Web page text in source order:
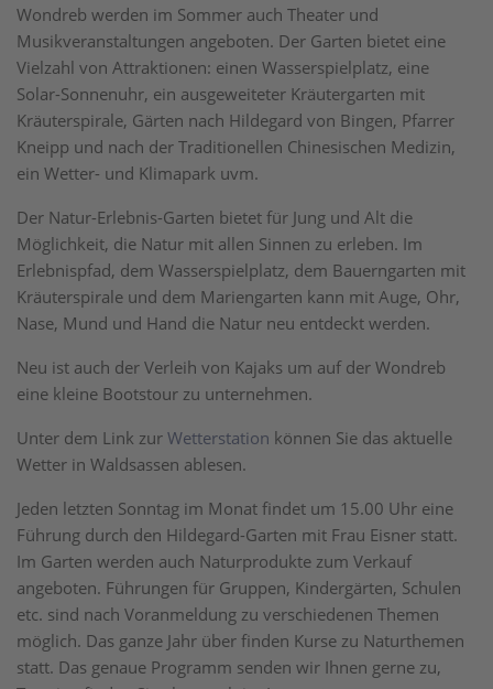
Wondreb werden im Sommer auch Theater und
Musikveranstaltungen angeboten. Der Garten bietet eine
Vielzahl von Attraktionen: einen Wasserspielplatz, eine
Solar-Sonnenuhr, ein ausgeweiteter Kräutergarten mit
Kräuterspirale, Gärten nach Hildegard von Bingen, Pfarrer
Kneipp und nach der Traditionellen Chinesischen Medizin,
ein Wetter- und Klimapark uvm.
Der Natur-Erlebnis-Garten bietet für Jung und Alt die
Möglichkeit, die Natur mit allen Sinnen zu erleben. Im
Erlebnispfad, dem Wasserspielplatz, dem Bauerngarten mit
Kräuterspirale und dem Mariengarten kann mit Auge, Ohr,
Nase, Mund und Hand die Natur neu entdeckt werden.
Neu ist auch der Verleih von Kajaks um auf der Wondreb
eine kleine Bootstour zu unternehmen.
Unter dem Link zur Wetterstation können Sie das aktuelle
Wetter in Waldsassen ablesen.
Jeden letzten Sonntag im Monat findet um 15.00 Uhr eine
Führung durch den Hildegard-Garten mit Frau Eisner statt.
Im Garten werden auch Naturprodukte zum Verkauf
angeboten. Führungen für Gruppen, Kindergärten, Schulen
etc. sind nach Voranmeldung zu verschiedenen Themen
möglich. Das ganze Jahr über finden Kurse zu Naturthemen
statt. Das genaue Programm senden wir Ihnen gerne zu,